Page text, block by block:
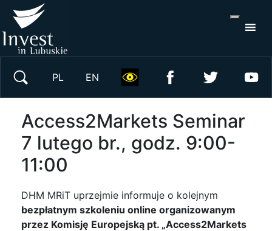
PL EN
Access2Markets Seminar
7 lutego br., godz. 9:00-
11:00
DHM MRiT uprzejmie informuje o kolejnym
bezpłatnym szkoleniu online organizowanym
przez Komisję Europejską pt. „Access2Markets
Wyszukaj w serwisie